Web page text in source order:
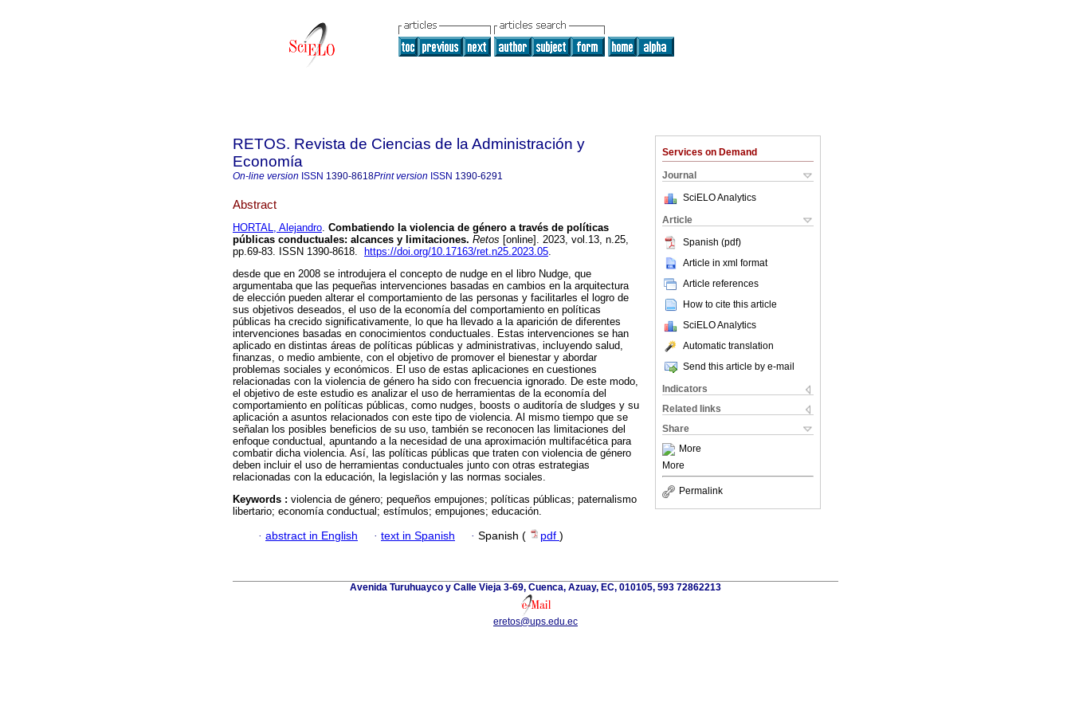
Services on Demand
Journal
SciELO Analytics
Article
Spanish (pdf)
Article in xml format
Article references
How to cite this article
SciELO Analytics
Automatic translation
Send this article by e-mail
Indicators
Related links
Share
More
More
Permalink
RETOS. Revista de Ciencias de la Administración y
Economía
On-line version ISSN 1390-8618Print version ISSN 1390-6291
Abstract
HORTAL, Alejandro. Combatiendo la violencia de género a través de políticas
públicas conductuales: alcances y limitaciones. Retos [online]. 2023, vol.13, n.25,
pp.69-83. ISSN 1390-8618.
https://doi.org/10.17163/ret.n25.2023.05.
desde que en 2008 se introdujera el concepto de nudge en el libro Nudge, que
argumentaba que las pequeñas intervenciones basadas en cambios en la arquitectura
de elección pueden alterar el comportamiento de las personas y facilitarles el logro de
sus objetivos deseados, el uso de la economía del comportamiento en políticas
públicas ha crecido significativamente, lo que ha llevado a la aparición de diferentes
intervenciones basadas en conocimientos conductuales. Estas intervenciones se han
aplicado en distintas áreas de políticas públicas y administrativas, incluyendo salud,
finanzas, o medio ambiente, con el objetivo de promover el bienestar y abordar
problemas sociales y económicos. El uso de estas aplicaciones en cuestiones
relacionadas con la violencia de género ha sido con frecuencia ignorado. De este modo,
el objetivo de este estudio es analizar el uso de herramientas de la economía del
comportamiento en políticas públicas, como nudges, boosts o auditoría de sludges y su
aplicación a asuntos relacionados con este tipo de violencia. Al mismo tiempo que se
señalan los posibles beneficios de su uso, también se reconocen las limitaciones del
enfoque conductual, apuntando a la necesidad de una aproximación multifacética para
combatir dicha violencia. Así, las políticas públicas que traten con violencia de género
deben incluir el uso de herramientas conductuales junto con otras estrategias
relacionadas con la educación, la legislación y las normas sociales.
Keywords : violencia de género; pequeños empujones; políticas públicas; paternalismo
libertario; economía conductual; estímulos; empujones; educación.
· abstract in English · text in Spanish · Spanish ( pdf )
Avenida Turuhuayco y Calle Vieja 3-69, Cuenca, Azuay, EC, 010105, 593 72862213
eretos@ups.edu.ec